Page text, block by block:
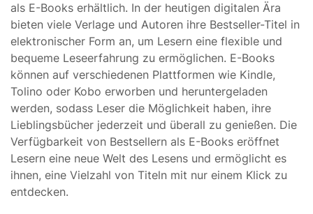
als E-Books erhältlich. In der heutigen digitalen Ära
bieten viele Verlage und Autoren ihre Bestseller-Titel in
elektronischer Form an, um Lesern eine flexible und
bequeme Leseerfahrung zu ermöglichen. E-Books
können auf verschiedenen Plattformen wie Kindle,
Tolino oder Kobo erworben und heruntergeladen
werden, sodass Leser die Möglichkeit haben, ihre
Lieblingsbücher jederzeit und überall zu genießen. Die
Verfügbarkeit von Bestsellern als E-Books eröffnet
Lesern eine neue Welt des Lesens und ermöglicht es
ihnen, eine Vielzahl von Titeln mit nur einem Klick zu
entdecken.